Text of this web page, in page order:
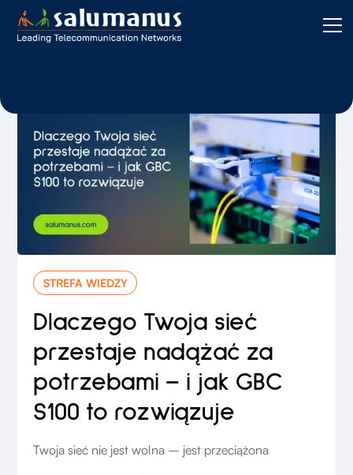
STREFA WIEDZY
Dlaczego Twoja sieć
przestaje nadążać za
potrzebami – i jak GBC
S100 to rozwiązuje
Twoja sieć nie jest wolna – jest przeciążona